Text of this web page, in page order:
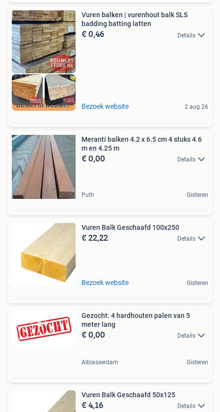
Bestel in webshop
Vuren balken | vurenhout balk SLS
badding batting latten
€ 0,46 Details
Bezoek website 2 aug 26
Meranti balken 4.2 x 6.5 cm 4 stuks 4.6
m en 4.25 m
€ 0,00 Details
Puth Gisteren
Vuren Balk Geschaafd 100x250
€ 22,22 Details
Bezoek website Gisteren
Gezocht: 4 hardhouten palen van 5
meter lang
€ 0,00 Details
Alblasserdam Gisteren
Vuren Balk Geschaafd 50x125
€ 4,16 Details